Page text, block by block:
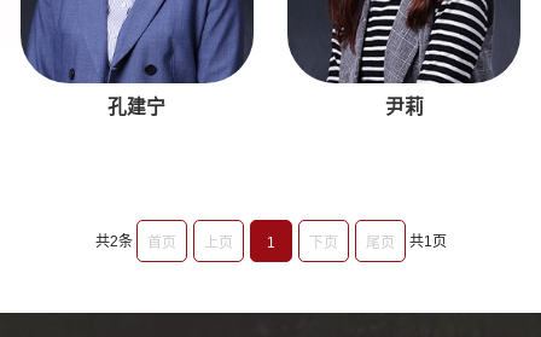
孔建宁 尹莉
共2条 首页 上页 1 下页 尾页 共1页